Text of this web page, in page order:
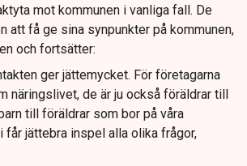
mot kommunen i vanliga fall. De
att få ge sina synpunkter på kommunen,
och fortsätter:
ger jättemycket. För företagarna
näringslivet, de är ju också föräldrar till
till föräldrar som bor på våra
får jättebra inspel alla olika frågor,